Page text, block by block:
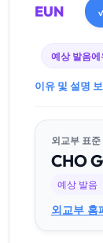
EUN
예상 발음에
이유 및 설명
외교부 표
CHO
예상 발음
외교부 홈